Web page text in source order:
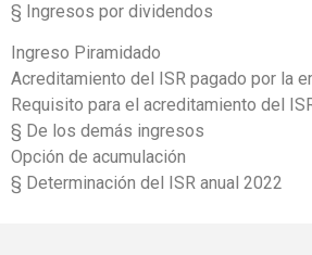
§ Ingresos por dividendos
Ingreso Piramidado
Acreditamiento del ISR pagado por la
Requisito para el acreditamiento del
§ De los demás ingresos
Opción de acumulación
§ Determinación del ISR anual 2022